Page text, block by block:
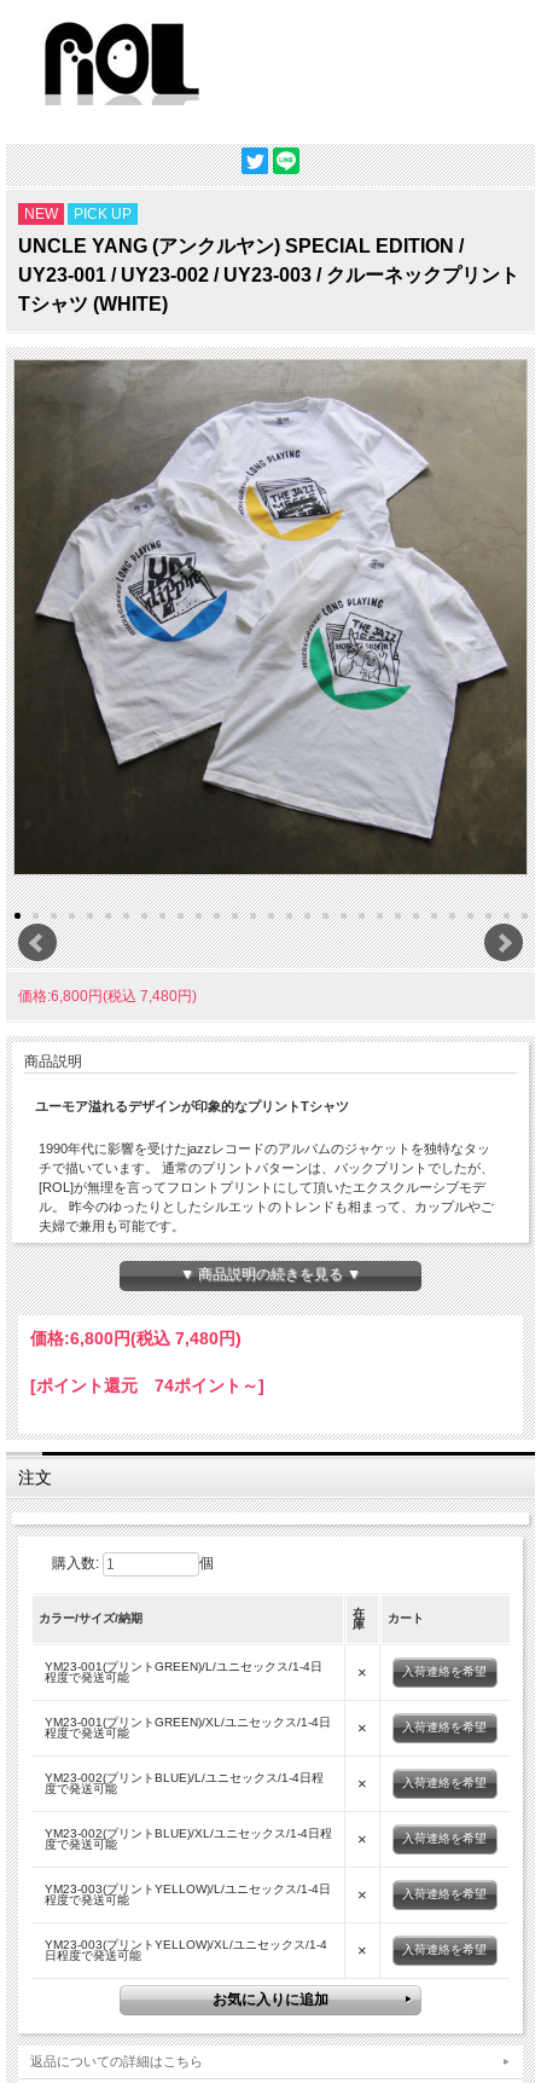
NEW PICK UP
UNCLE YANG (アンクルヤン) SPECIAL EDITION /
UY23-001 / UY23-002 / UY23-003 / クルーネックプリント
Tシャツ (WHITE)
価格:6,800円(税込 7,480円)
商品説明
ユーモア溢れるデザインが印象的なプリントTシャツ
1990年代に影響を受けたjazzレコードのアルバムのジャケットを独特なタッ
チで描いています。 通常のプリントパターンは、バックプリントでしたが、
[ROL]が無理を言ってフロントプリントにして頂いたエクスクルーシブモデ
ル。 昨今のゆったりとしたシルエットのトレンドも相まって、カップルやご
夫婦で兼用も可能です。
「UNCLE YANG」の他の商品を見る
生産国
JAPAN
型番
UY23-001 / UY23-002 / UY23-003
その他
※サイズ表は平均値です。商品には個体差がありますため1
■実寸平均値（ユニセックス仕様）
L
46cm 53cm 70cm
22cm
XL
71cm 22cm
▼ 商品説明の続きを見る ▼
価格:6,800円(税込 7,480円)
[ポイント還元 74ポイント～]
注文
購入数: 個
カラー/サイズ/納期
在
庫
カート
YM23-001(プリントGREEN)/L/ユニセックス/1-4日
程度で発送可能
× 入荷連絡を希望
YM23-001(プリントGREEN)/XL/ユニセックス/1-4日
程度で発送可能
× 入荷連絡を希望
YM23-002(プリントBLUE)/L/ユニセックス/1-4日程
度で発送可能
× 入荷連絡を希望
YM23-002(プリントBLUE)/XL/ユニセックス/1-4日程
度で発送可能
× 入荷連絡を希望
YM23-003(プリントYELLOW)/L/ユニセックス/1-4日
程度で発送可能
× 入荷連絡を希望
YM23-003(プリントYELLOW)/XL/ユニセックス/1-4
日程度で発送可能
× 入荷連絡を希望
返品についての詳細はこちら